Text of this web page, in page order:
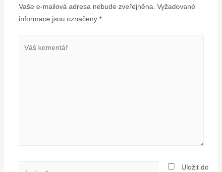
Vaše e-mailová adresa nebude zveřejněna. Vyžadované
informace jsou označeny *
Uložit do